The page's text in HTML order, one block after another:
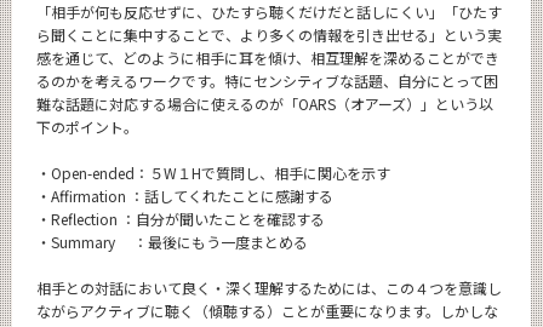
「相手が何も反応せずに、ひたすら聴くだけだと話しにくい」「ひたす
ら聞くことに集中することで、より多くの情報を引き出せる」という実
感を通じて、どのように相手に耳を傾け、相互理解を深めることができ
るのかを考えるワークです。特にセンシティブな話題、自分にとって困
難な話題に対応する場合に使えるのが「OARS（オアーズ）」という以
下のポイント。
・Open-ended：５W１Hで質問し、相手に関心を示す
・Affirmation ：話してくれたことに感謝する
・Reflection ：自分が聞いたことを確認する
・Summary ：最後にもう一度まとめる
相手との対話において良く・深く理解するためには、この４つを意識し
ながらアクティブに聴く（傾聴する）ことが重要になります。しかしな